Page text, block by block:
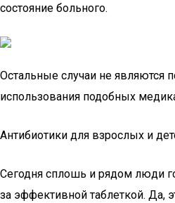
состояние больного.
Остальные случаи не являются
использования подобных
Антибиотики для взрослых и
Сегодня сплошь и рядом люди
за эффективной таблеткой. Да,